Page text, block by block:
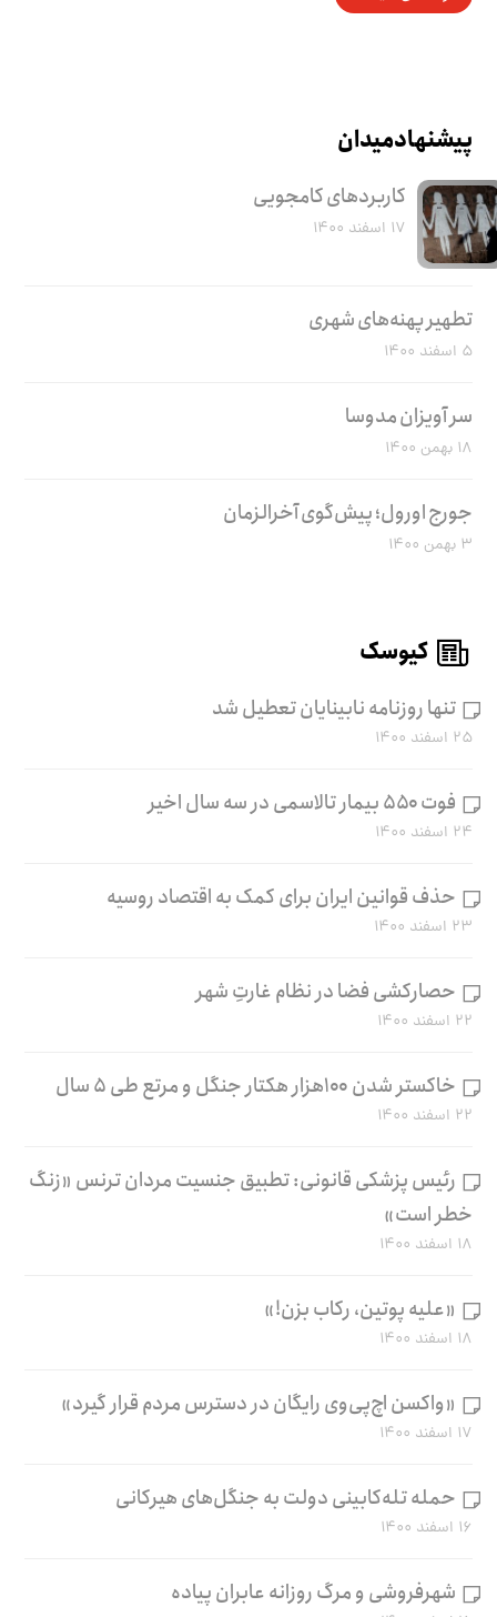
پیشنهاد میدان
کاربرد‌های کامجویی
۱۷ اسفند ۱۴۰۰
تطهیر پهنه‌های شهری
۵ اسفند ۱۴۰۰
سر آویزان مدوسا
۱۸ بهمن ۱۴۰۰
جورج اورول؛ پیش‌گوی آخرالزمان
۳ بهمن ۱۴۰۰
کیوسک
تنها روزنامه نابینایان تعطیل شد
۲۵ اسفند ۱۴۰۰
فوت ۵۵۰ بیمار تالاسمی در سه سال اخیر
۲۴ اسفند ۱۴۰۰
حذف قوانین ایران برای کمک به اقتصاد روسیه
۲۳ اسفند ۱۴۰۰
حصارکشی فضا در نظام غارتِ شهر
۲۲ اسفند ۱۴۰۰
خاکستر شدن ۱۰۰هزار هکتار جنگل و مرتع طی ۵ سال
۲۲ اسفند ۱۴۰۰
رئیس پزشکی قانونی: تطبیق جنسیت مردان ترنس «زنگ
خطر است»
۱۸ اسفند ۱۴۰۰
«علیه پوتین، رکاب بزن!»
۱۸ اسفند ۱۴۰۰
«واکسن اچ‌پی‌وی رایگان در دسترس مردم قرار گیرد»
۱۷ اسفند ۱۴۰۰
حمله تله‌کابینی دولت به جنگل‌های هیرکانی
۱۶ اسفند ۱۴۰۰
شهرفروشی و مرگ روزانه عابران پیاده